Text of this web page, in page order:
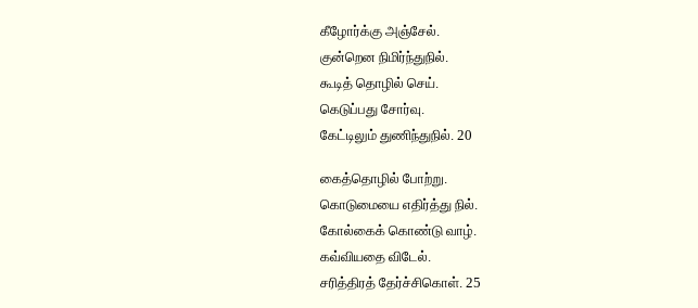
கீழோர்க்கு அஞ்சேல்.
குன்றென நிமிர்ந்துநில்.
கூடித் தொழில் செய்.
கெடுப்பது சோர்வு.
கேட்டிலும் துணிந்துநில். 20
கைத்தொழில் போற்று.
கொடுமையை எதிர்த்து நில்.
கோல்கைக் கொண்டு வாழ்.
கவ்வியதை விடேல்.
சரித்திரத் தேர்ச்சிகொள். 25